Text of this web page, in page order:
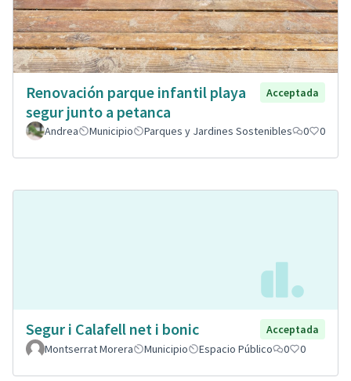
Renovación parque infantil playa
segur junto a petanca
Acceptada
Andrea Municipio Parques y Jardines Sostenibles 0 0
Segur i Calafell net i bonic
Acceptada
Montserrat Morera
Municipio Espacio Público 0 0